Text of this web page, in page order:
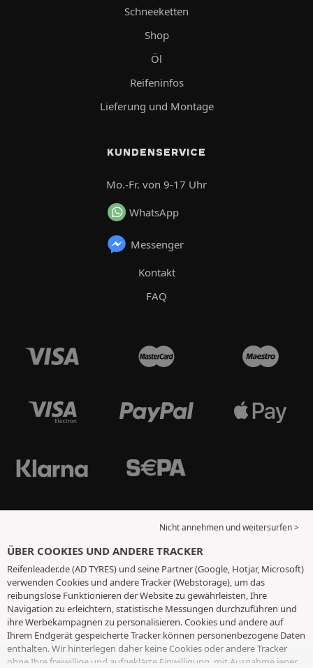
Schneeketten
Shop
Öl
Reifeninfos
Lieferung und Montage
KUNDENSERVICE
Mo.-Fr. von 9-17 Uhr
WhatsApp
Messenger
Kontakt
FAQ
Nicht annehmen und weitersurfen >
ÜBER COOKIES UND ANDERE TRACKER
Reifenleader.de (AD TYRES) und seine Partner (Google, Hotjar, Microsoft)
verwenden Cookies und andere Tracker (Webstorage), um das
reibungslose Funktionieren der Website zu gewährleisten, Ihre
Navigation zu erleichtern, statistische Messungen durchzuführen und
ihre Werbekampagnen zu personalisieren. Cookies und andere auf
Ihrem Endgerät gespeicherte Tracker können personenbezogene Daten
enthalten. Wir hinterlegen daher keine Cookies oder andere Tracker
ohne Ihre freiwillige und aufgeklärte Einwilligung, mit Ausnahme jener,